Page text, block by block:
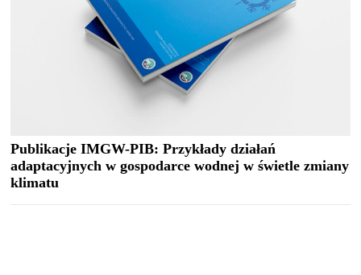
Publikacje IMGW-PIB: Przykłady działań
adaptacyjnych w gospodarce wodnej w świetle zmiany
klimatu